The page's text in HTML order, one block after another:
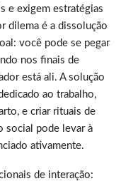
e exigem estratégias
dilema é a dissolução
você pode se pegar
nos finais de
está ali. A solução
ao trabalho,
e criar rituais de
social pode levar à
ativamente.
de interação: